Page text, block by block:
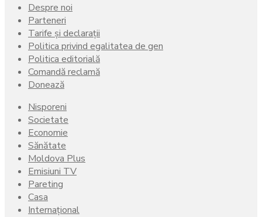
Despre noi
Parteneri
Tarife și declarații
Politica privind egalitatea de gen
Politica editorială
Comandă reclamă
Donează
Nisporeni
Societate
Economie
Sănătate
Moldova Plus
Emisiuni TV
Pareting
Casa
Internațional